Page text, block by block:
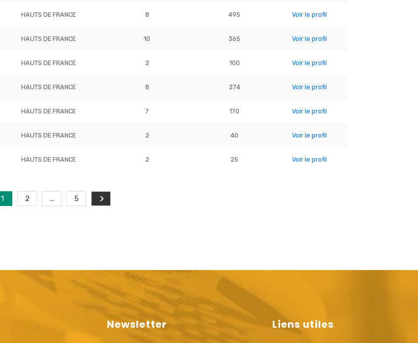
HAUTS DE FRANCE 8 495 Voir le profil
HAUTS DE FRANCE 10 365 Voir le profil
HAUTS DE FRANCE 2 100 Voir le profil
HAUTS DE FRANCE 8 274 Voir le profil
HAUTS DE FRANCE 7 170 Voir le profil
HAUTS DE FRANCE 2 40 Voir le profil
HAUTS DE FRANCE 2 25 Voir le profil
1 2 ... 5
Newsletter Liens utiles